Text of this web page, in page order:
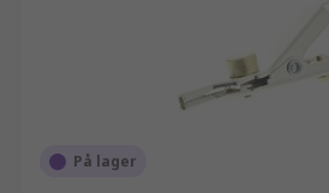
På lager